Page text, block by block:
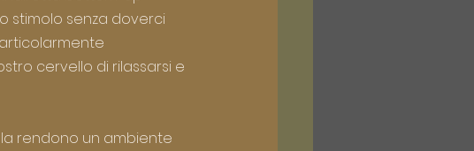
stimolo senza doverci
cervello di rilassarsi e
rendono un ambiente